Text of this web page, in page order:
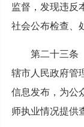
监督，发现违反
社会公布检查、
第二十三条
辖市人民政府管
信息发布，为公
师执业情况提供